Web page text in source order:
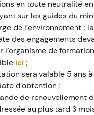
en toute neutralité en
sur les guides du
de l’environnement ;
des engagements
l’organisme de
ici ;
sera valable 5 ans
d’obtention ;
de renouvellement
au plus tard 3